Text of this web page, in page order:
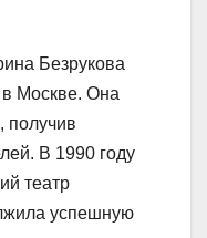
Безрукова
в Москве. Она
получив
В 1990 году
театр
успешную